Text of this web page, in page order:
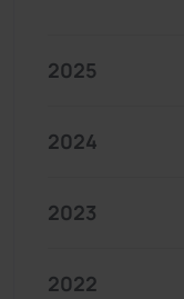
2025
2024
2023
2022